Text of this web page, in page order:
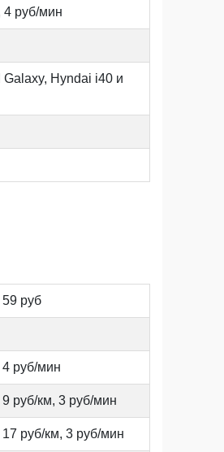
4 руб/мин
Hyndai i40 и
руб
руб/мин
руб/км, 3 руб/мин
руб/км, 3 руб/мин